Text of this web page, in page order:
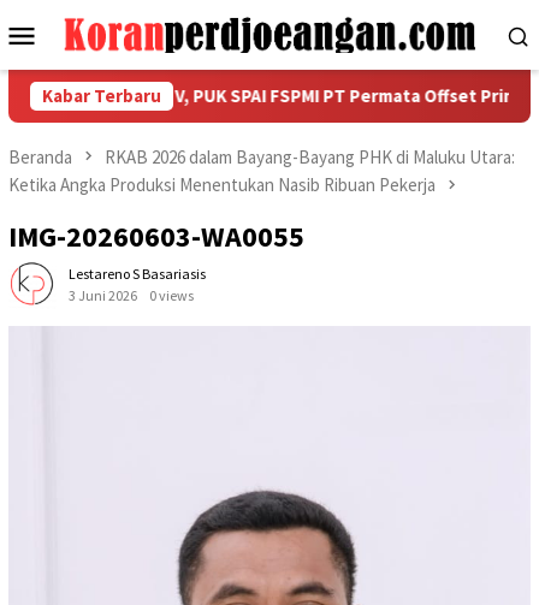
ke
Menu
Mobile
Kabar Terbaru
Unit Kerja V, PUK SPAI FSPMI PT Permata Offset Prima Gelar
Beranda
RKAB 2026 dalam Bayang-Bayang PHK di Maluku Utara:
Ketika Angka Produksi Menentukan Nasib Ribuan Pekerja
IMG-20260603-WA0055
Lestareno S Basariasis
3 Juni 2026
0 views